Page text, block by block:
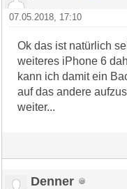
07.05.2018, 17:10
Ok das ist natürlich
weiteres iPhone 6
kann ich damit ein
auf das andere
weiter...
Denner